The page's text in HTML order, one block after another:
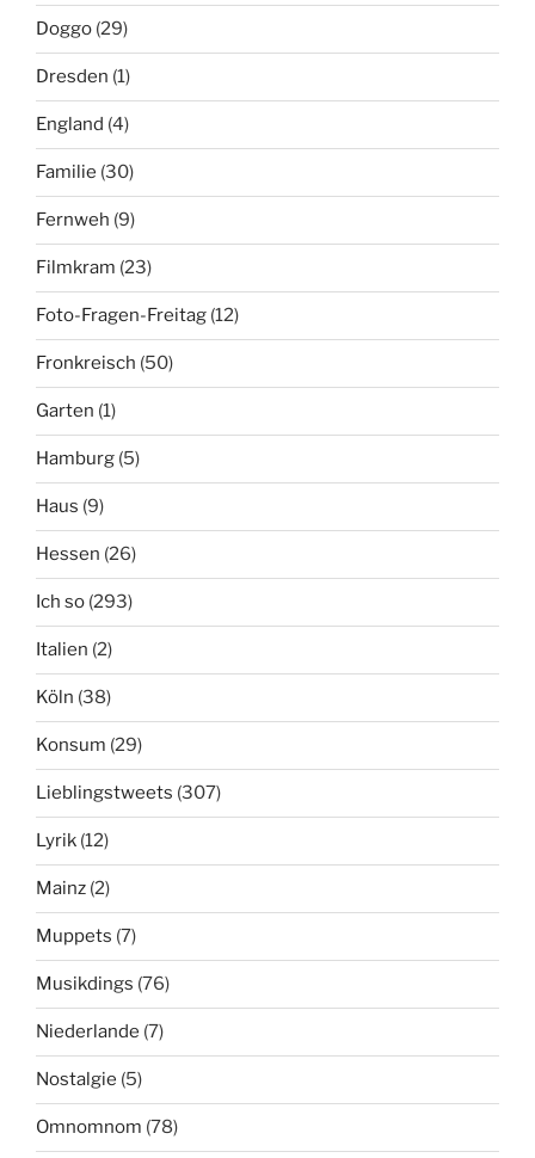
Doggo (29)
Dresden (1)
England (4)
Familie (30)
Fernweh (9)
Filmkram (23)
Foto-Fragen-Freitag (12)
Fronkreisch (50)
Garten (1)
Hamburg (5)
Haus (9)
Hessen (26)
Ich so (293)
Italien (2)
Köln (38)
Konsum (29)
Lieblingstweets (307)
Lyrik (12)
Mainz (2)
Muppets (7)
Musikdings (76)
Niederlande (7)
Nostalgie (5)
Omnomnom (78)